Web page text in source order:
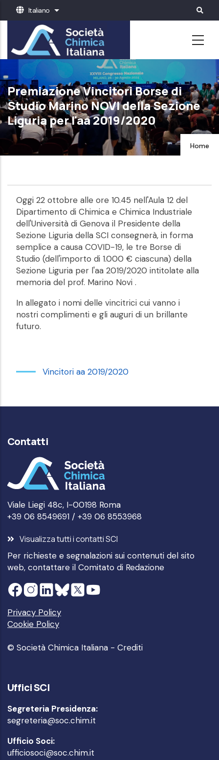
Salta
contenuto
principale
Italiano Mostra ulteriori azioni
Premiazione Vincitori Borse di
Studio Marino NOVI della Sezione
Liguria per l'aa 2019/2020
Home
Oggi 22 ottobre alle ore 10.45 nell'Aula 12 del
Dipartimento di Chimica e Chimica Industriale
dell'Università di Genova il Presidente della
Sezione Liguria della SCI consegnerà, in forma
semplice a causa COVID-19, le tre Borse di
Studio (dell'importo di 1.000 € ciascuna) della
Sezione Liguria per l'aa 2019/2020 intitolate alla
memoria del prof. Marino Novi .
In allegato i nomi delle vincitrici cui vanno i
nostri complimenti e gli auguri di un brillante
futuro.
Vincitori aa 2019/2020
Contatti
Viale Liegi 48c, I-00198 Roma
+39 06 8549691 / +39 06 8553968
Visualizza tutti i contatti SCI
Per richieste e segnalazioni sui contenuti del sito
web, contattare il Comitato di Redazione
Privacy Policy
Cookie Policy
© Società Chimica Italiana - Crediti
Uffici SCI
Segreteria Presidenza:
segreteria@soc.chim.it
Ufficio Soci:
ufficiosoci@soc.chim.it